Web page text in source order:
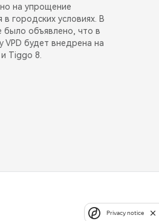
на упрощение
городских условиях. В
было объявлено, что в
VPD будет внедрена на
Tiggo 8.
Privacy notice